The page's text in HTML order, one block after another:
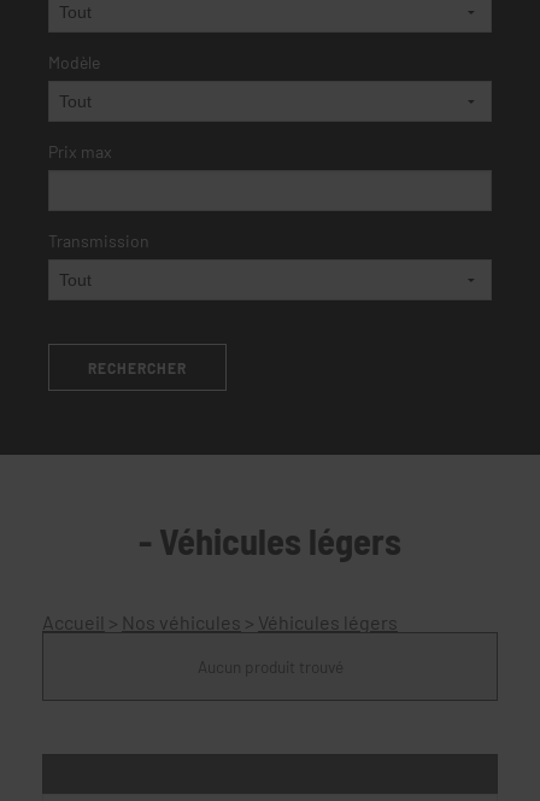
Modèle
Prix max
Transmission
- Véhicules légers
Accueil > Nos véhicules > Véhicules légers
Aucun produit trouvé